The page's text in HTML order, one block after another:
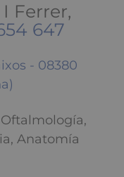
Ferrer,
647
- 08380
Anatomía